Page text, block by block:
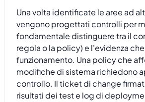
Una volta identificate le aree ad
vengono progettati controlli per
fondamentale distinguere tra il
regola o la policy) e l'evidenza
funzionamento. Una policy che
modifiche di sistema richiedono
controllo. Il ticket di change
risultati dei test e log di